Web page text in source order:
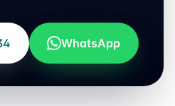
WhatsApp